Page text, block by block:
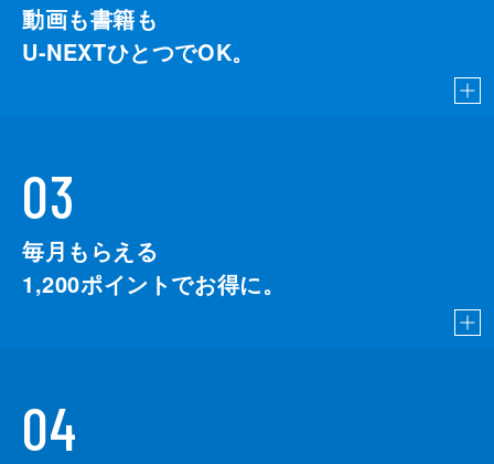
動画も書籍も
U-NEXTひとつでOK。
03
毎月もらえる
1,200ポイントでお得に。
04